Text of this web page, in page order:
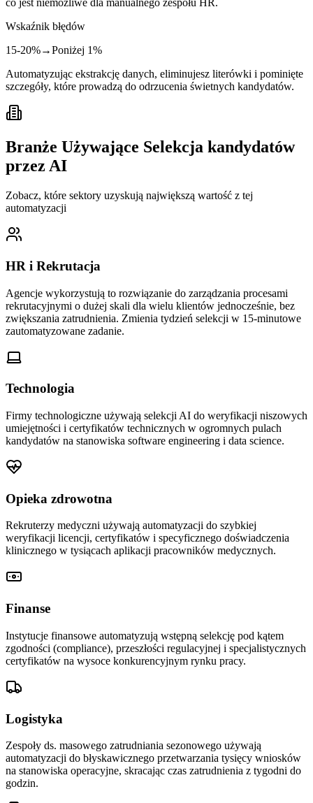
co jest niemożliwe dla manualnego zespołu HR.
Wskaźnik błędów
15-20%→Poniżej 1%
Automatyzując ekstrakcję danych, eliminujesz literówki i pominięte
szczegóły, które prowadzą do odrzucenia świetnych kandydatów.
Branże Używające Selekcja kandydatów
przez AI
Zobacz, które sektory uzyskują największą wartość z tej
automatyzacji
HR i Rekrutacja
Agencje wykorzystują to rozwiązanie do zarządzania procesami
rekrutacyjnymi o dużej skali dla wielu klientów jednocześnie, bez
zwiększania zatrudnienia. Zmienia tydzień selekcji w 15-minutowe
zautomatyzowane zadanie.
Technologia
Firmy technologiczne używają selekcji AI do weryfikacji niszowych
umiejętności i certyfikatów technicznych w ogromnych pulach
kandydatów na stanowiska software engineering i data science.
Opieka zdrowotna
Rekruterzy medyczni używają automatyzacji do szybkiej
weryfikacji licencji, certyfikatów i specyficznego doświadczenia
klinicznego w tysiącach aplikacji pracowników medycznych.
Finanse
Instytucje finansowe automatyzują wstępną selekcję pod kątem
zgodności (compliance), przeszłości regulacyjnej i specjalistycznych
certyfikatów na wysoce konkurencyjnym rynku pracy.
Logistyka
Zespoły ds. masowego zatrudniania sezonowego używają
automatyzacji do błyskawicznego przetwarzania tysięcy wniosków
na stanowiska operacyjne, skracając czas zatrudnienia z tygodni do
godzin.